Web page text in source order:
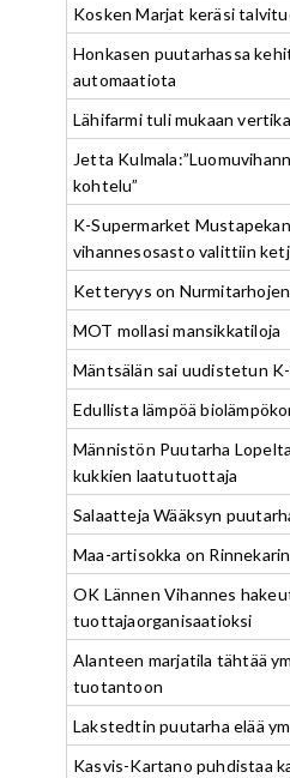
Kosken Marjat keräsi
Honkasen puutarhassa
automaatiota
Lähifarmi tuli mukaan
Jetta
kohtelu”
K-Supermarket
vihannesosasto valittiin
Ketteryys on
MOT mollasi mansikkatiloja
Mäntsälän sai uudistetun
Edullista lämpöä
Männistön Puutarha
kukkien laatutuottaja
Salaatteja Wääksyn
Maa-artisokka on
OK Lännen Vihannes
tuottajaorganisaatioksi
Alanteen marjatila tähtää
tuotantoon
Lakstedtin puutarha elää
Kasvis-Kartano puhdistaa